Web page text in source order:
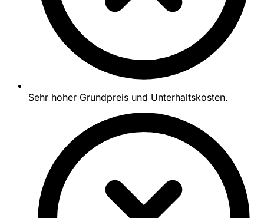
Sehr hoher Grundpreis und Unterhaltskosten.